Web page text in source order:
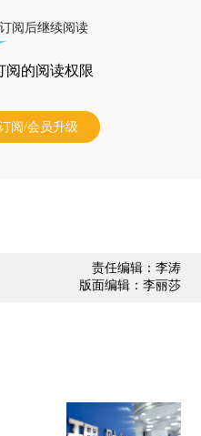
阅后继续阅读
阅的阅读权限
阅/会员升级
责任编辑：李涛
版面编辑：李丽莎